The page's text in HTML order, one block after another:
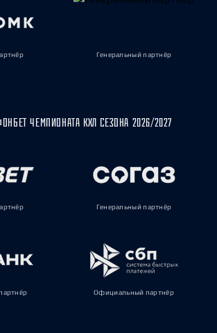
Генеральный партнёр
ЧЕМПИОНАТА КХЛ СЕЗОНА 2026/2027
Генеральный партнёр
Официальный партнёр